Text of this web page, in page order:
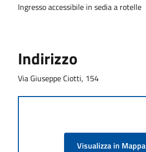
Ingresso accessibile in sedia a rotelle
Indirizzo
Via Giuseppe Ciotti, 154
Visualizza in Mappa